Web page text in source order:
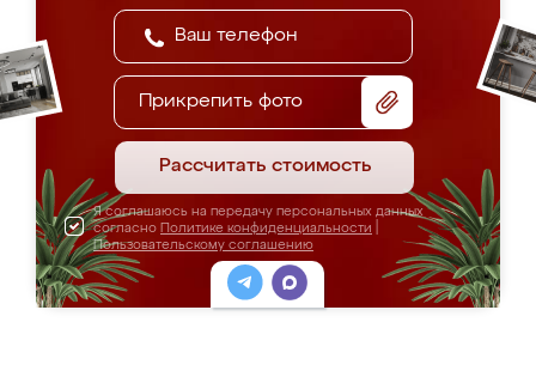
Прикрепить фото
Рассчитать стоимость
Я соглашаюсь на передачу персональных данных
согласно Политике конфиденциальности
Пользовательскому соглашению